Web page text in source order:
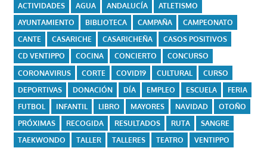
ACTIVIDADES AGUA ANDALUCÍA
ATLETISMO
AYUNTAMIENTO
BIBLIOTECA CAMPAÑA
CAMPEONATO
CANTE
CASARICHE CASARICHEÑA
CASOS POSITIVOS
CD VENTIPPO
COCINA CONCIERTO
CONCURSO
CORONAVIRUS
CORTE COVID19 CULTURAL
CURSO
DEPORTIVAS
DONACIÓN DÍA EMPLEO ESCUELA
FERIA
FUTBOL
INFANTIL LIBRO MAYORES NAVIDAD
OTOÑO
PRÓXIMAS
RECOGIDA RESULTADOS RUTA
SANGRE
TAEKWONDO
TALLER TALLERES TEATRO VENTIPPO